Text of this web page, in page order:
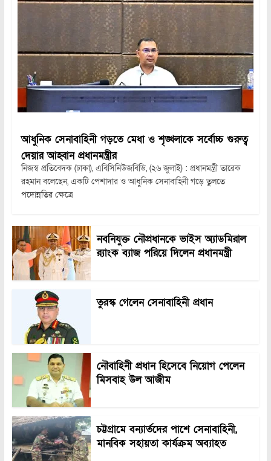
আধুনিক সেনাবাহিনী গড়তে মেধা ও শৃঙ্খলাকে সর্বোচ্চ গুরুত্ব
দেয়ার আহ্বান প্রধানমন্ত্রীর
নিজস্ব প্রতিবেদক (ঢাকা), এবিসিনিউজবিডি, (২৬ জুলাই) : প্রধানমন্ত্রী তারেক
রহমান বলেছেন, একটি পেশাদার ও আধুনিক সেনাবাহিনী গড়ে তুলতে
পদোন্নতির ক্ষেত্রে
নবনিযুক্ত নৌপ্রধানকে ভাইস অ্যাডমিরাল
র‍্যাংক ব্যাজ পরিয়ে দিলেন প্রধানমন্ত্রী
তুরস্ক গেলেন সেনাবাহিনী প্রধান
নৌবাহিনী প্রধান হিসেবে নিয়োগ পেলেন
মিসবাহ উল আজীম
চট্টগ্রামে বন্যার্তদের পাশে সেনাবাহিনী,
মানবিক সহায়তা কার্যক্রম অব্যাহত